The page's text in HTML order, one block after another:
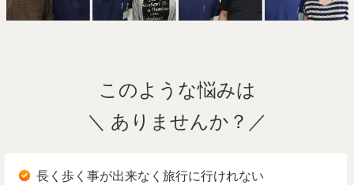
このような悩みは
＼ ありませんか？／
長く歩く事が出来なく旅行に行けれない